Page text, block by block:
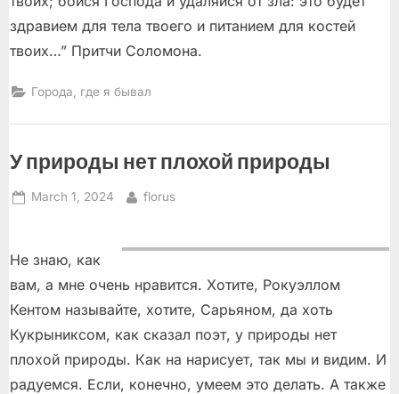
здравием для тела твоего и питанием для костей
твоих…” Притчи Соломона.
Города, где я бывал
У природы нет плохой природы
Posted
March 1, 2024 By
florus
Не знаю, как
вам, а мне очень нравится. Хотите, Рокуэллом
Кентом называйте, хотите, Сарьяном, да хоть
Кукрыниксом, как сказал поэт, у природы нет
плохой природы. Как на нарисует, так мы и видим. И
радуемся. Если, конечно, умеем это делать. А также